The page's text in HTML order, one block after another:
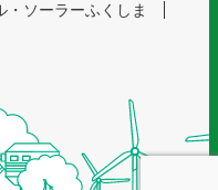
・ソーラーふくしま